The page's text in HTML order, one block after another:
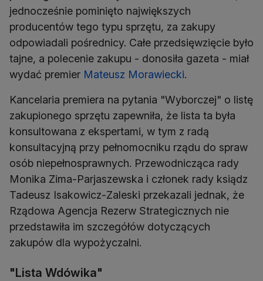
jednocześnie pominięto największych
producentów tego typu sprzętu, za zakupy
odpowiadali pośrednicy. Całe przedsięwzięcie było
tajne, a polecenie zakupu - donosiła gazeta - miał
wydać premier Mateusz Morawiecki.
Kancelaria premiera na pytania "Wyborczej" o listę
zakupionego sprzętu zapewniła, że lista ta była
konsultowana z ekspertami, w tym z radą
konsultacyjną przy pełnomocniku rządu do spraw
osób niepełnosprawnych. Przewodnicząca rady
Monika Zima-Parjaszewska i członek rady ksiądz
Tadeusz Isakowicz-Zaleski przekazali jednak, że
Rządowa Agencja Rezerw Strategicznych nie
przedstawiła im szczegółów dotyczących
zakupów dla wypożyczalni.
"Lista Wdówika"